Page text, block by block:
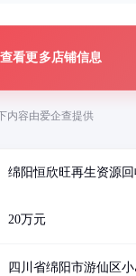
内容由爱企查提供
绵阳恒欣旺再生资源回
20万元
四川省绵阳市游仙区
看更多店铺信息